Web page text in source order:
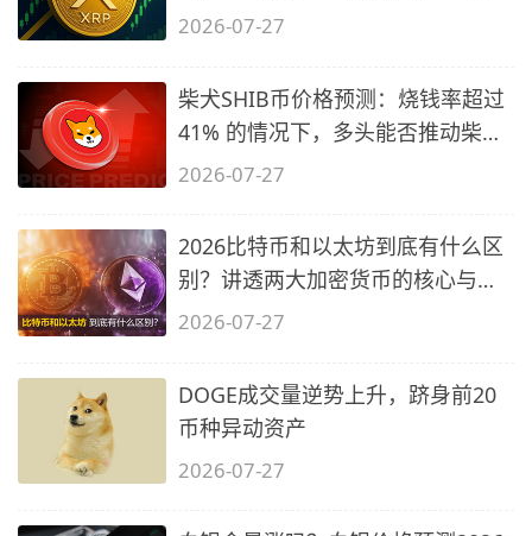
关口？
2026-07-27
柴犬SHIB币价格预测：烧钱率超过
41% 的情况下，多头能否推动柴犬
价格
2026-07-27
2026比特币和以太坊到底有什么区
别？讲透两大加密货币的核心与陷
阱
2026-07-27
DOGE成交量逆势上升，跻身前20
币种异动资产
2026-07-27